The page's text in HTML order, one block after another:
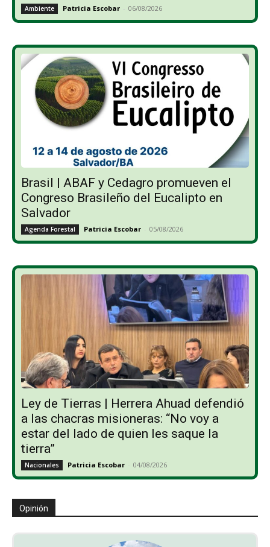
Ambiente Patricia Escobar - 06/08/2026
Brasil | ABAF y Cedagro promueven el
Congreso Brasileño del Eucalipto en
Salvador
Agenda Forestal Patricia Escobar - 05/08/2026
Ley de Tierras | Herrera Ahuad defendió
a las chacras misioneras: “No voy a
estar del lado de quien les saque la
tierra”
Nacionales Patricia Escobar - 04/08/2026
Opinión